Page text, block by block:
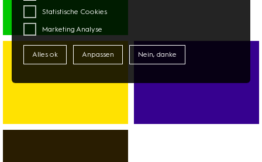
Statistische Cookies
Marketing Analyse
Alles ok Anpassen Nein, danke
SUPERMARKT
ASIAMARKT
DISCOUNTER
BANK